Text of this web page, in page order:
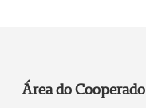
Área do Cooperado